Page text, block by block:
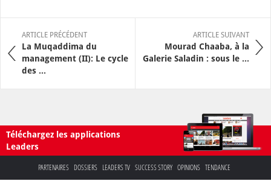
ARTICLE PRÉCÉDENT
La Muqaddima du
management (II): Le cycle
des ...
ARTICLE SUIVANT
Mourad Chaaba, à la
Galerie Saladin : sous le ...
Téléchargez les applications
Leaders
PARTENAIRES DOSSIERS LEADERS TV SUCCESS STORY OPINIONS TENDANCE